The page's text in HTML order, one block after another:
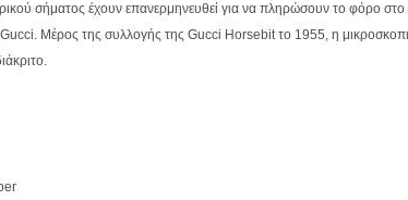
σήματος έχουν επανερμηνευθεί για να πληρώσουν το φόρο
Μέρος της συλλογής της Gucci Horsebit το 1955, η